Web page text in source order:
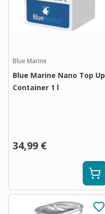
Blue Marine
Blue Marine Nano Top Up
Container 1 l
34,99 €